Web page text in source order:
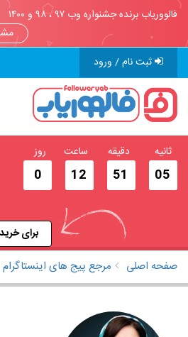
فالووریاب برنده جشنواره وب ۹۷ ، ۹۸ و ۱۴۰۰
ثبت نام / ورود
05
ثانیه
51
دقیقه
12
ساعت
0
روز
برای
صفحه اصلی مرجع پیج های اینستاگرام